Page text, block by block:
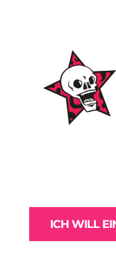
ICH WILL